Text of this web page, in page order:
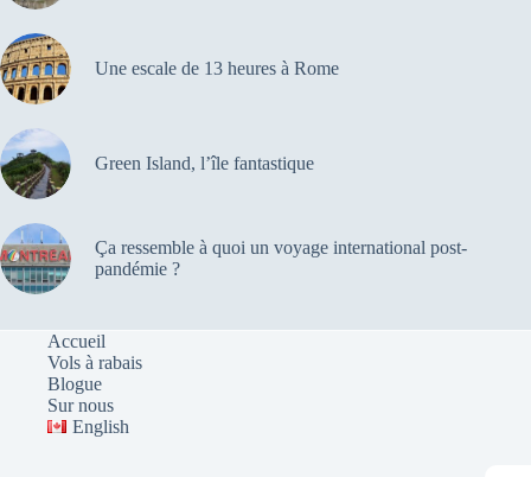
Une escale de 13 heures à Rome
Green Island, l’île fantastique
Ça ressemble à quoi un voyage international post-
pandémie ?
Accueil
Vols à rabais
Blogue
Sur nous
English